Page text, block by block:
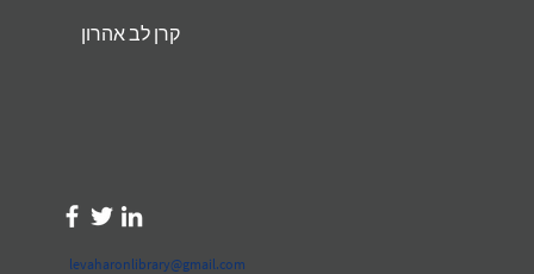
קרן לב אהרון
levaharonlibrary@gmail.com